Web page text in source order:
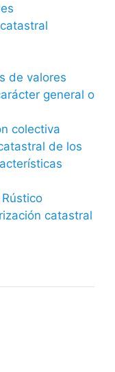
de valores
general o
colectiva
de los
catastral